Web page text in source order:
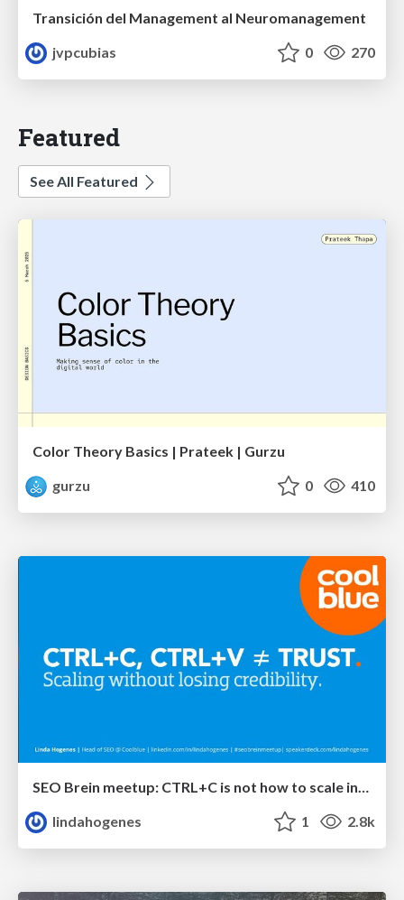
Transición del Management al Neuromanagement
jvpcubias
0 270
Featured
See All Featured
Color Theory Basics | Prateek | Gurzu
gurzu
0 410
SEO Brein meetup: CTRL+C is not how to scale international SEO
lindahogenes
1 2.8k